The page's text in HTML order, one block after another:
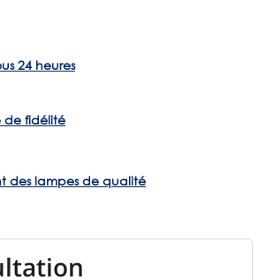
24 heures
de fidélité
des lampes de qualité